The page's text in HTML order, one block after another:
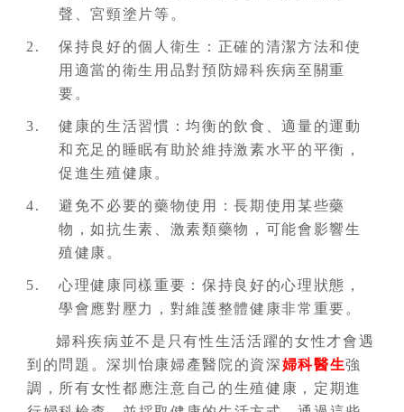
聲、宮頸塗片等。
保持良好的個人衛生：正確的清潔方法和使
用適當的衛生用品對預防婦科疾病至關重
要。
健康的生活習慣：均衡的飲食、適量的運動
和充足的睡眠有助於維持激素水平的平衡，
促進生殖健康。
避免不必要的藥物使用：長期使用某些藥
物，如抗生素、激素類藥物，可能會影響生
殖健康。
心理健康同樣重要：保持良好的心理狀態，
學會應對壓力，對維護整體健康非常重要。
婦科疾病並不是只有性生活活躍的女性才會遇
到的問題。深圳怡康婦產醫院的資深婦科醫生強
調，所有女性都應注意自己的生殖健康，定期進